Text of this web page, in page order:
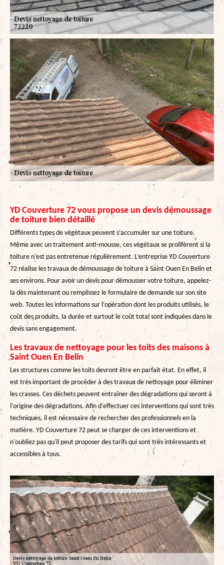
YD Couverture 72 vous propose un devis démoussage
de toiture bien détaillé
Différents types de végétaux peuvent s’accumuler sur une toiture.
Même avec un traitement anti-mousse, ces végétaux se prolifèrent si la
toiture n’est pas entretenue régulièrement. L’entreprise YD Couverture
72 réalise les travaux de démoussage de toiture à Saint Ouen En Belin et
ses environs. Pour avoir un devis pour démousser votre toiture, appelez-
la dès maintenant ou remplissez le formulaire de demande sur son site
web. Toutes les informations sur l’opération dont les produits utilisés, le
coût des produits, la durée et surtout le coût total sont indiquées dans le
devis sans engagement.
Les travaux de nettoyage pour les toits des maisons à
Saint Ouen En Belin
Les structures comme les toits devront être en parfait état. En effet, il
est très important de procéder à des travaux de nettoyage pour éliminer
les crasses. Ces déchets peuvent entraîner des dégradations qui seront à
l'origine des dégradations. Afin d'effectuer ces interventions qui sont très
techniques, il est nécessaire de rechercher des professionnels en la
matière. YD Couverture 72 peut se charger de ces interventions et
n'oubliez pas qu'il peut proposer des tarifs qui sont très intéressants et
accessibles à tous.